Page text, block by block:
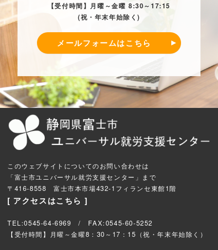
【受付時間】月曜～金曜 8:30～17:15
(祝・年末年始除く)
メールフォームはこちら
このウェブサイトについてのお問い合わせは
「富士市ユニバーサル就労支援センター」まで
〒416-8558 富士市本市場432-1フィランセ東館1階
[ アクセスはこちら ]
TEL:0545-64-6969 / FAX:0545-60-5252
【受付時間】月曜～金曜8：30～17：15（祝・年末年始除く）